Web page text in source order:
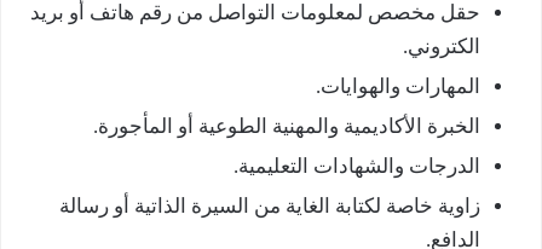
حقل مخصص لمعلومات التواصل من رقم هاتف أو بريد
الكتروني.
المهارات والهوايات.
الخبرة الأكاديمية والمهنية الطوعية أو المأجورة.
الدرجات والشهادات التعليمية.
زاوية خاصة لكتابة الغاية من السيرة الذاتية أو رسالة
الدافع.